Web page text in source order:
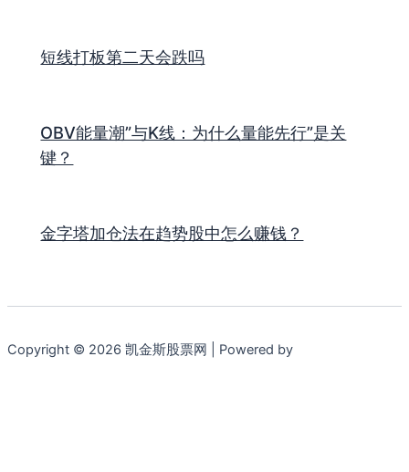
短线打板第二天会跌吗
OBV能量潮”与K线：为什么量能先行”是关
键？
金字塔加仓法在趋势股中怎么赚钱？
Copyright © 2026 凯金斯股票网 | Powered by